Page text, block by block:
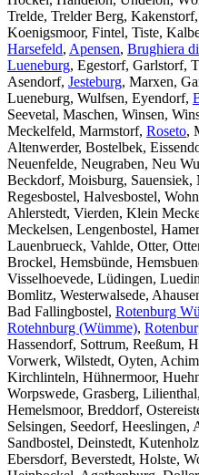
Trelde, Trelder Berg,
Koenigsmoor, Fintel, Tiste,
Harsefeld, Apensen, Brughiera
Lueneburg, Egestorf, Garlstorf,
Asendorf, Jesteburg, Marxen,
Lueneburg, Wulfsen, Eyendorf,
Seevetal, Maschen, Winsen,
Meckelfeld, Marmstorf, Roseto,
Altenwerder, Bostelbek,
Neuenfelde, Neugraben, Neu
Beckdorf, Moisburg, Sauensiek,
Regesbostel, Halvesbostel,
Ahlerstedt, Vierden, Klein
Meckelsen, Lengenbostel,
Lauenbrueck, Vahlde, Otter,
Brockel, Hemsbünde,
Visselhoevede, Lüdingen,
Bomlitz, Westerwalsede,
Bad Fallingbostel, Rotenburg
Rotehnburg (Wümme),
Hassendorf, Sottrum, Reeßum,
Vorwerk, Wilstedt, Oyten,
Kirchlinteln, Hühnermoor,
Worpswede, Grasberg,
Hemelsmoor, Breddorf,
Selsingen, Seedorf, Heeslingen,
Sandbostel, Deinstedt,
Ebersdorf, Beverstedt, Holste,